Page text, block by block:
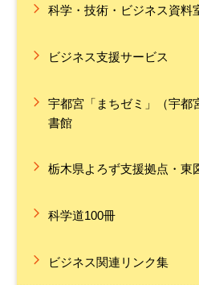
科学・技術・ビジネス資料
ビジネス支援サービス
宇都宮「まちゼミ」（宇都
書館
栃木県よろず支援拠点・東
科学道100冊
ビジネス関連リンク集